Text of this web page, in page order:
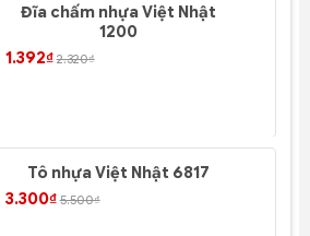
Đĩa chấm nhựa Việt Nhật
1200
1.392₫ 2.320₫
Tô nhựa Việt Nhật 6817
3.300₫ 5.500₫